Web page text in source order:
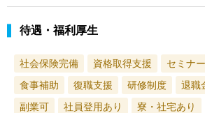
待遇・福利厚生
社会保険完備 資格取得支援
セミナ
食事補助
復職支援 研修制度 退職
副業可
社員登用あり
寮・社宅あり